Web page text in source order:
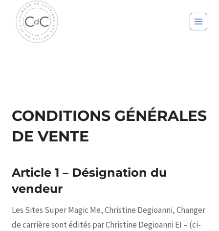
contenu
CONDITIONS GÉNÉRALES
DE VENTE
Article 1 – Désignation du
vendeur
Les Sites Super Magic Me, Christine Degioanni, Changer
de carrière sont édités par Christine Degioanni EI – (ci-